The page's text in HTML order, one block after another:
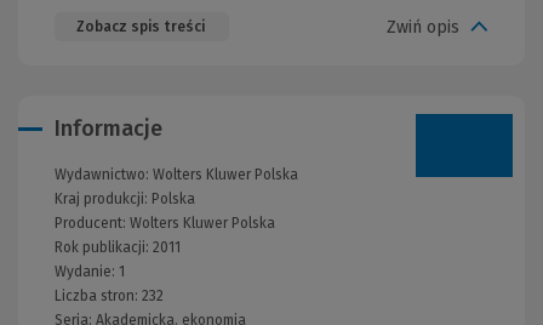
Zobacz spis treści Zwiń opis
Informacje
Wydawnictwo: Wolters Kluwer Polska
Kraj produkcji: Polska
Producent: Wolters Kluwer Polska
Rok publikacji: 2011
Wydanie: 1
Liczba stron: 232
Seria: Akademicka. ekonomia